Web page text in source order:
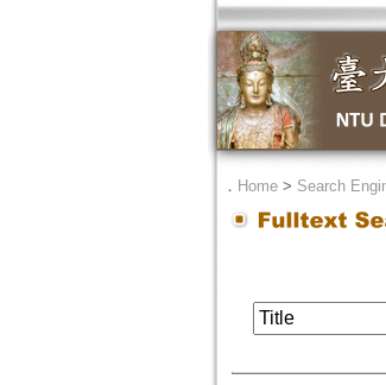
． Home> Search